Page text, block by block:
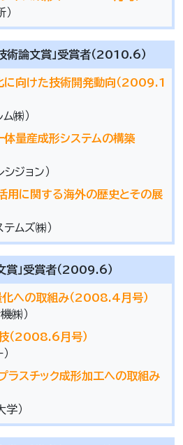
論文賞」受賞者（2010.6）
に向けた技術開発動向（2009.1
㈱）
体量産成形システムの構築
ジョン）
用に関する海外の歴史とその展
ムズ㈱）
」受賞者（2009.6）
への取組み（2008.4月号）
㈱）
（2008.6月号）
ラスチック成形加工への取組み
）